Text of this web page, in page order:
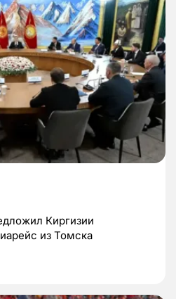
Киргизии
из Томска